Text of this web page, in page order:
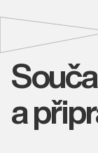
a